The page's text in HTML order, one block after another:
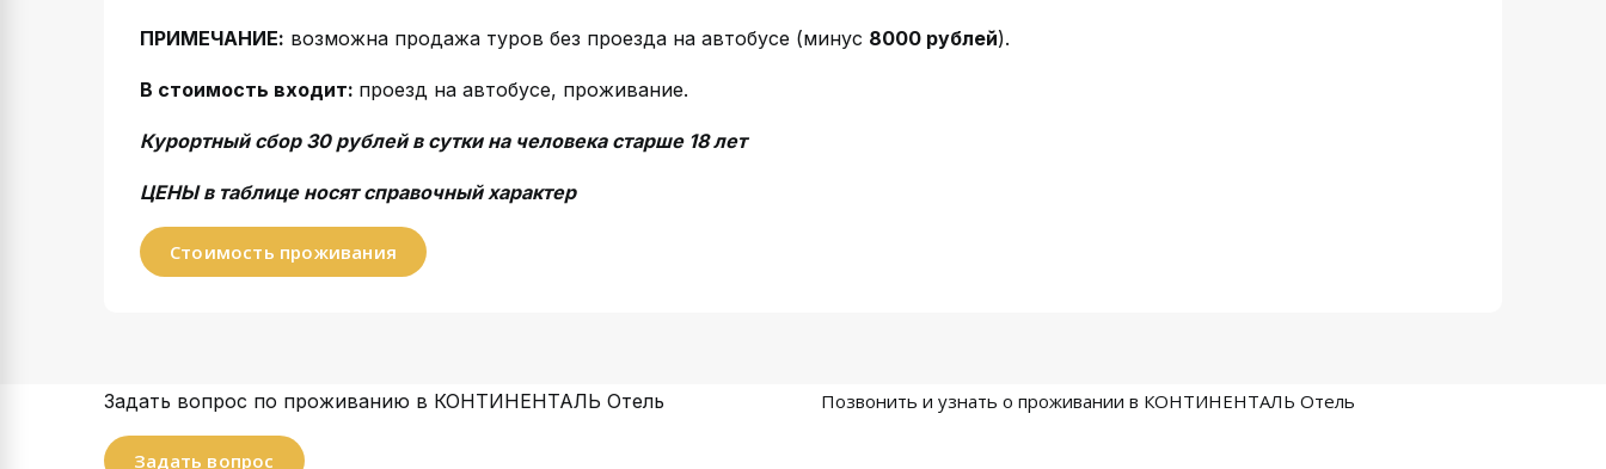
ПРИМЕЧАНИЕ: возможна продажа туров без проезда на автобусе (минус 8000 рублей).
В стоимость входит: проезд на автобусе, проживание.
Курортный сбор 30 рублей в сутки на человека старше 18 лет
ЦЕНЫ в таблице носят справочный характер
Стоимость проживания
Задать вопрос по проживанию в КОНТИНЕНТАЛЬ Отель
Задать вопрос
Позвонить и узнать о проживании в КОНТИНЕНТАЛЬ Отель